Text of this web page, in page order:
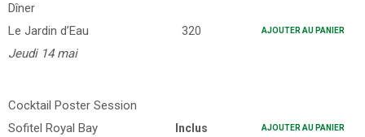
Dîner
Le Jardin d’Eau
Jeudi 14 mai
320 AJOUTER AU PANIER
Cocktail Poster Session
Sofitel Royal Bay
Inclus AJOUTER AU PANIER